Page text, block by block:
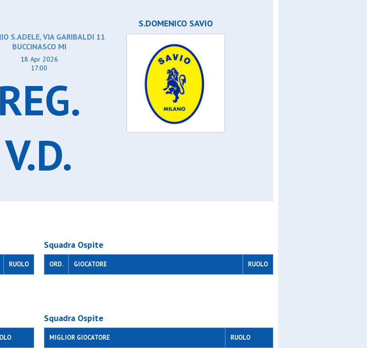
S.carlo muggiò lions
S.luigi cormano rossa
Sportinzona nl gorla 2015
S.ADELE, VIA GARIBALDI 11
BUCCINASCO MI
18 Apr 2026
17:00
REG.
V.D.
S.DOMENICO SAVIO
RUOLO
Squadra Ospite
ORD. GIOCATORE RUOLO
Squadra Ospite
MIGLIOR GIOCATORE RUOLO